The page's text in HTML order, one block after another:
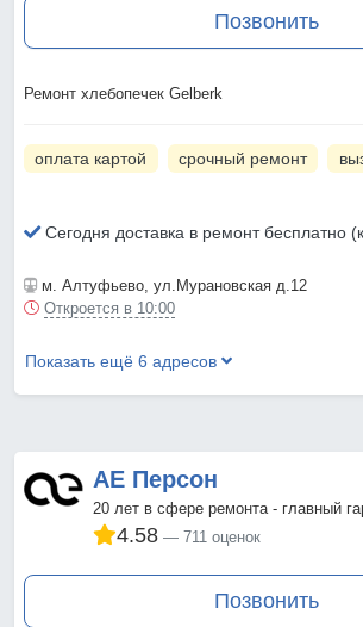
Позвонить
Ремонт хлебопечек Gelberk
оплата картой срочный ремонт
Сегодня доставка в ремонт бесплатно
м. Алтуфьево, ул.Мурановская д.12
Откроется в 10:00
Показать ещё 6 адресов
АЕ Персон
20 лет в сфере ремонта - главный
4.58 711 оценок
Позвонить